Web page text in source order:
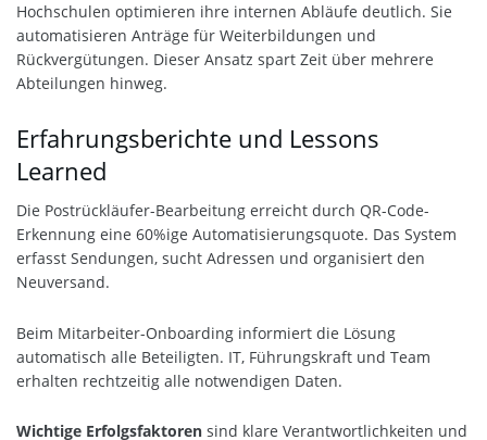
Hochschulen optimieren ihre internen Abläufe deutlich. Sie
automatisieren Anträge für Weiterbildungen und
Rückvergütungen. Dieser Ansatz spart Zeit über mehrere
Abteilungen hinweg.
Erfahrungsberichte und Lessons
Learned
Die Postrückläufer-Bearbeitung erreicht durch QR-Code-
Erkennung eine 60%ige Automatisierungsquote. Das System
erfasst Sendungen, sucht Adressen und organisiert den
Neuversand.
Beim Mitarbeiter-Onboarding informiert die Lösung
automatisch alle Beteiligten. IT, Führungskraft und Team
erhalten rechtzeitig alle notwendigen Daten.
Wichtige Erfolgsfaktoren sind klare Verantwortlichkeiten und